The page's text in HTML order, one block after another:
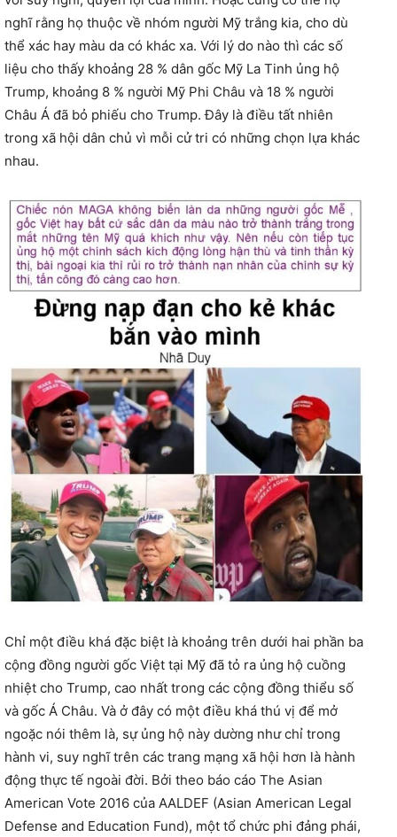
nghĩ rằng họ thuộc về nhóm người Mỹ trắng kia, cho dù
thể xác hay màu da có khác xa. Với lý do nào thì các số
liệu cho thấy khoảng 28 % dân gốc Mỹ La Tinh ủng hộ
Trump, khoảng 8 % người Mỹ Phi Châu và 18 % người
Châu Á đã bỏ phiếu cho Trump. Đây là điều tất nhiên
trong xã hội dân chủ vì mỗi cử tri có những chọn lựa khác
nhau.
Chỉ một điều khá đặc biệt là khoảng trên dưới hai phần ba
cộng đồng người gốc Việt tại Mỹ đã tỏ ra ủng hộ cuồng
nhiệt cho Trump, cao nhất trong các cộng đồng thiểu số
và gốc Á Châu. Và ở đây có một điều khá thú vị để mở
ngoặc nói thêm là, sự ủng hộ này dường như chỉ trong
hành vi, suy nghĩ trên các trang mạng xã hội hơn là hành
động thực tế ngoài đời. Bởi theo báo cáo The Asian
American Vote 2016 của AALDEF (Asian American Legal
Defense and Education Fund), một tổ chức phi đảng phái,